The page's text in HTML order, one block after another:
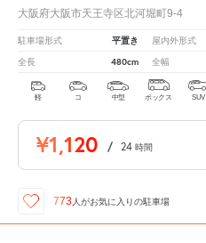
大阪府大阪市天王寺区北河堀町9-4
駐車場形式 平置き 屋内外形式
全長 480cm 全幅
軽 コ 中型 ボックス SUV
¥1,120 / 24 時間
773 人がお気に入りの駐車場